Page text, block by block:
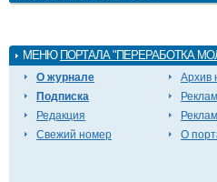
МЕНЮ ПОРТАЛА "ПЕРЕРАБОТКА
О журнале
Подписка
Редакция
Свежий номер
Архив
О